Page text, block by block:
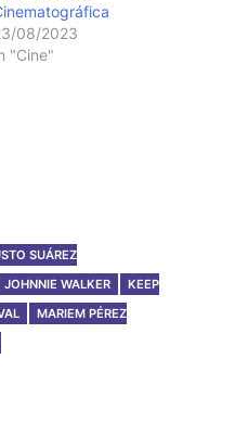
08/2023
"Cine"
SUÁREZ
JOHNNIE WALKER
KEEP
MARIEM PÉREZ